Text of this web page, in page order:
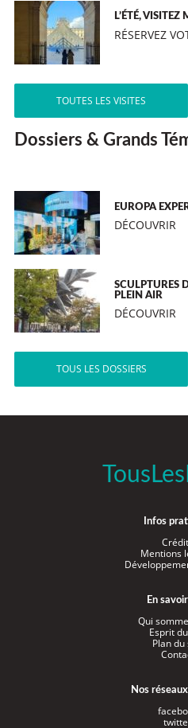
L’ÉTÉ,
RÉSERVEZ
TOUTES LES VISITES
Dossiers & Grands
EUROPA
DÉCOUVRIR
SCULPTURES
PLEIN AIR
DÉCOUVRIR
TOUS LES DOSSIERS
Infos
Mentions
En
Qui
Esprit
Plan du
Nos